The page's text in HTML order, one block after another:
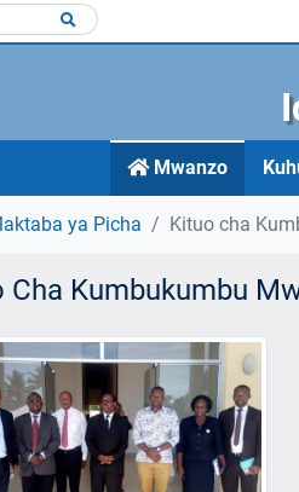
Mwanzo
ya Picha Kituo cha
Cha Kumbukumbu